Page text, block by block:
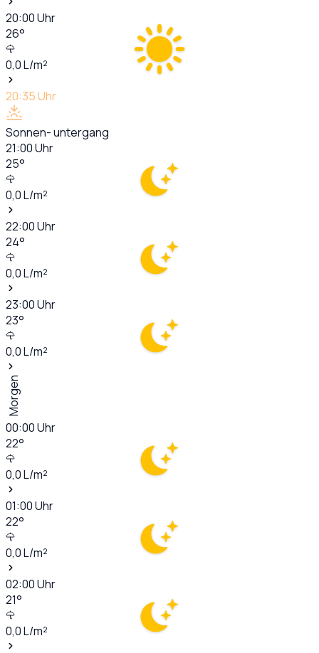
20:00Uhr
26°
0,0L/m²
20:35Uhr
Sonnen- untergang
21:00Uhr
25°
0,0L/m²
22:00Uhr
24°
0,0L/m²
23:00Uhr
23°
0,0L/m²
Morgen
00:00Uhr
22°
0,0L/m²
01:00Uhr
22°
0,0L/m²
02:00Uhr
21°
0,0L/m²